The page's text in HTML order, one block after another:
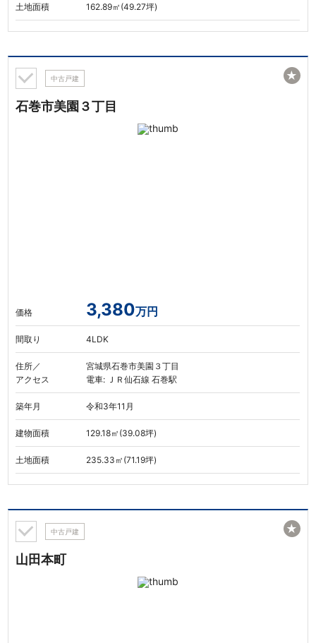
土地面積 162.89㎡(49.27坪)
中古戸建
石巻市美園３丁目
価格 3,380万円
間取り 4LDK
住所／
アクセス
宮城県石巻市美園３丁目
電車: ＪＲ仙石線 石巻駅
築年月 令和3年11月
建物面積 129.18㎡(39.08坪)
土地面積 235.33㎡(71.19坪)
★
中古戸建
山田本町
★